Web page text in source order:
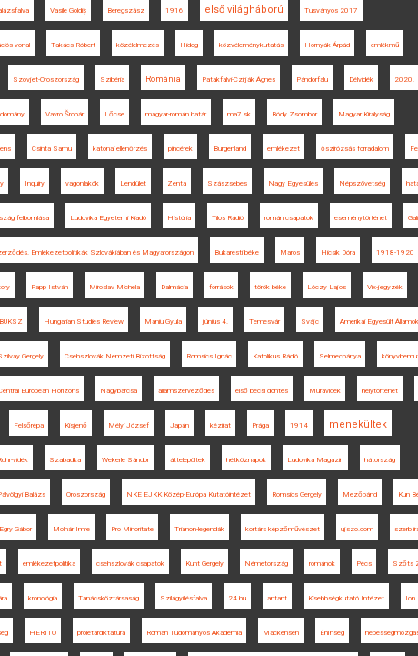
Vasile Goldiș Beregszász 1916 első világháború Tusványos 2017
vonal Takács Róbert közélelmezés Hideg közvéleménykutatás Hornyák Árpád emlékmű
Szovjet-Oroszország Szibéria Románia Patakfalvi-Czirják Ágnes Pándorfalu Délvidék 2020.
Vavro Šrobár Lőcse magyar-román határ ma7.sk Bódy Zsombor Magyar Királyság
Csinta Samu katonai ellenőrzés pincérek Burgenland emlékezet őszirózsás forradalom
Inquiry vagonlakók Lendület Zenta Szászsebes Nagy Egyesülés Népszövetség
felbomlása Ludovika Egyetemi Kiadó História Tilos Rádió román csapatok eseménytörténet
Emlékezetpolitikák Szlovákiában és Magyarországon Bukaresti béke Maros Hicsik Dóra 1918-1920
Papp István Miroslav Michela Dalmácia források török béke Lóczy Lajos Vix-jegyzék
BUKSZ Hungarian Studies Review Maniu Gyula június 4. Temesvár Svájc Amerikai Egyesült Államok
Gergely Csehszlovák Nemzeti Bizottság Romsics Ignác Katolikus Rádió Selmecbánya
European Horizons Nagybarcsa államszerveződés első bécsi döntés Muravidék helytörténet
Felsőrépa Kisjenő Mélyi József Japán kézirat Prága 1914 menekültek
vidék Szabadka Wekerle Sándor áttelepültek hétköznapok Ludovika Magazin hátország
Balázs Oroszország NKE EJKK Közép-Európa Kutatóintézet Romsics Gergely Mezőbánd Kun
Egry Gábor Molnár Imre Pro Minoritate Trianon-legendák kortárs képzőművészet ujszo.com szerb
emlékezetpolitika csehszlovák csapatok Kunt Gergely Németország románok Pécs Szőts
kronológia Tanácsköztársaság Szilágyillésfalva 24.hu antant Kisebbségkutató Intézet
HERITO proletárdiktatúra Román Tudományos Akadémia Mackensen Éhínség